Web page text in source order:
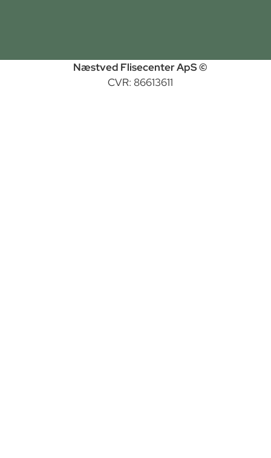
Næstved Flisecenter ApS ©
CVR: 86613611